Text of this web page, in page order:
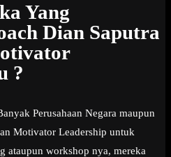
Yang
Dian Saputra
?
Perusahaan Negara maupun
Motivator Leadership untuk
ataupun workshop nya, mereka